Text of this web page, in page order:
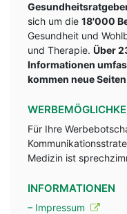
sich um die 18'000
Gesundheit und
und Therapie. Über
Informationen
kommen neue
Für Ihre
Medizin ist
INFORMATIONEN
– Impressum